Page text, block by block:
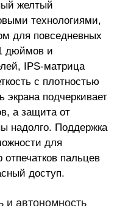
желтый
технологиями,
для повседневных
дюймов и
IPS-матрица
с плотностью
экрана подчеркивает
а защита от
надолго. Поддержка
для
отпечатков пальцев
доступ.
и автономность